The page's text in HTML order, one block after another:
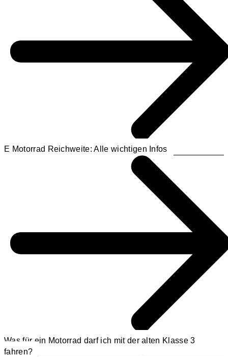
E Motorrad Reichweite: Alle wichtigen Infos
Was für ein Motorrad darf ich mit der alten Klasse 3
fahren?